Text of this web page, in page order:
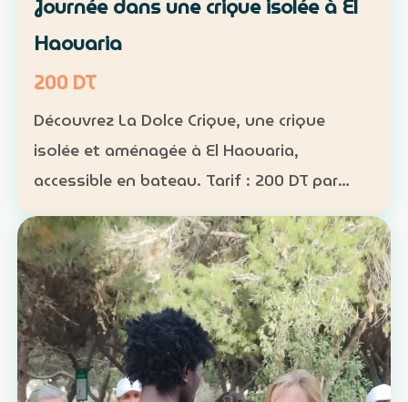
Journée dans une crique isolée à El
Haouaria
200 DT
Découvrez La Dolce Crique, une crique
isolée et aménagée à El Haouaria,
accessible en bateau. Tarif : 200 DT par
personne Fréquentation limitée : 50
personnes maximum dans la crique
Activités : kayak, paddle et snorkel…